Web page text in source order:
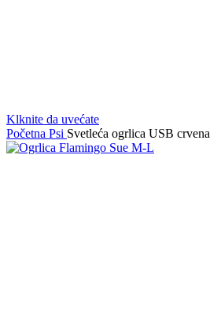
Klknite da uvećate
Početna Psi Svetleća ogrlica USB crvena